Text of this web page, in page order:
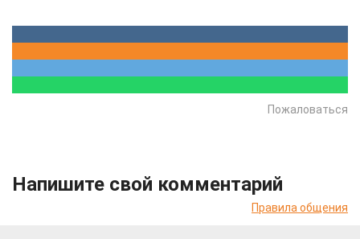
Пожаловаться
Напишите свой комментарий
Правила общения